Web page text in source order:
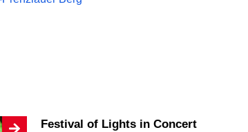
Festival of Lights in Concert